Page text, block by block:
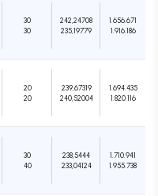
30
30
242,24708
235,19779
1.656.671
1.916.186
20
20
239,67319
240,52004
1.694.435
1.820.116
30
40
238,5444
233,04124
1.710.941
1.955.738